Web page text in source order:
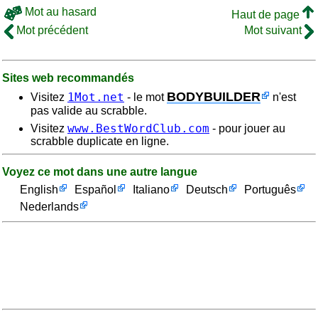
Mot au hasard
Haut de page
Mot précédent
Mot suivant
Sites web recommandés
Visitez 1Mot.net - le mot BODYBUILDER
n'est
pas valide au scrabble.
Visitez www.BestWordClub.com - pour jouer au
scrabble duplicate en ligne.
Voyez ce mot dans une autre langue
English
Español Italiano Deutsch
Português
Nederlands